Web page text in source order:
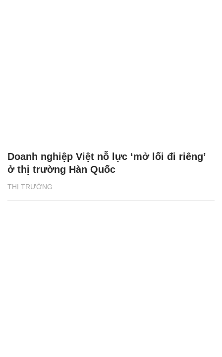
THỊ TRƯỜNG
Doanh nghiệp Việt nỗ lực ‘mở lối đi riêng’
ở thị trường Hàn Quốc